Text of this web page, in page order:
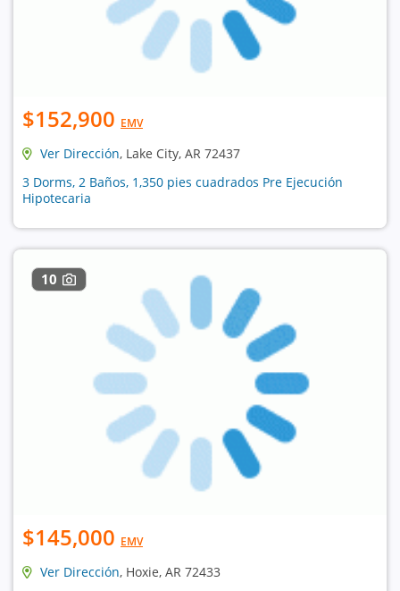
$152,900 EMV
Ver Dirección, Lake City, AR 72437
3 Dorms, 2 Baños, 1,350 pies cuadrados Pre Ejecución
Hipotecaria
10
$145,000 EMV
Ver Dirección, Hoxie, AR 72433